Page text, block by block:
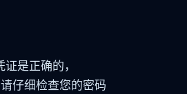
是正确的，
仔细检查您的密码